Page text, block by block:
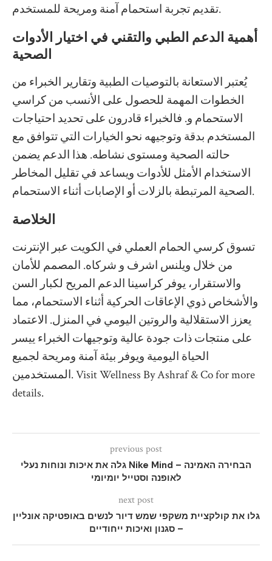
تقديم تجربة استحمام آمنة ومريحة للمستخدم.
أهمية الدعم الطبي والتقني في اختيار الأدوات
الصحية
يُعتبر الاستعانة بالتوصيات الطبية وتقارير الخبراء من
الخطوات المهمة للحصول على الأنسب من كراسي
الاستحمام و. فالخبراء قادرون على تحديد احتياجات
المستخدم بدقة وتوجيهه نحو الخيارات التي تتوافق مع
حالته الصحية ومستوى نشاطه. هذا الدعم يضمن
الاستخدام الأمثل للأدوات ويساعد في تقليل المخاطر
الصحية المرتبطة بالزلات أو الإصابات أثناء الاستحمام.
الخلاصة
تسوق كرسي الحمام العملي في الكويت عبر الإنترنت
من خلال ويلنس اشرف و شركاه. المصمم للأمان
والاستقرار، يوفر كراسينا الدعم المريح لكبار السن
والأشخاص ذوي الإعاقات الحركية أثناء الاستحمام، مما
يعزز الاستقلالية والروتين اليومي في المنزل. الاعتماد
على منتجات ذات جودة عالية وتوجيهات الخبراء ييسر
الحياة اليومية ويوفر بيئة آمنة ومريحة لجميع
المستخدمين. Visit Wellness By Ashraf & Co for more
details.
previous post
גלה את איכות ונוחות נעלי Nike Mind – הבחירה האמינה
לאופנה וסטייל יומיומי
next post
גלו את קולקציית משקפי שמש דיור לנשים באופטיקה אונליין
– סגנון ואיכות ייחודיים